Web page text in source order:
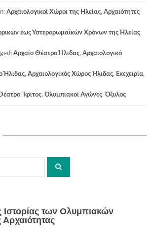
Αρχαιολογικοί Χώροι της Ηλείας, Αρχαιότητες
έως Υστερορωμαϊκών Χρόνων της Ηλείας
Αρχαίο Θέατρο Ήλιδας, Αρχαιολογικό
Ήλιδας, Αρχαιολογικός Χώρος Ήλιδας, Εκεχειρία,
, Ίφιτος, Ολυμπιακοί Αγώνες,Όξυλος
Ιστορίας των Ολυμπιακών